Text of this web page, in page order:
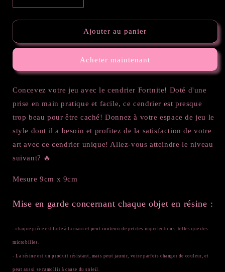
la
quantité
Cendrier
la
quantité
Cendrier
Ajouter au panier
Acheter maintenant
Concevez votre jeu avec le cendrier Fortnite! Doté d'une
prise en main pratique et facile, ce cendrier est presque
trop beau pour être caché! Donnez à votre espace de jeu le
style dont il a besoin et profitez de la satisfaction de votre
art avec ce cendrier unique! Allez-vous atteindre le niveau
suivant? 🔥
Mesure 9cm x 9cm
Mise en garde concernant chaque objet en résine :
- chaque pièce est faite à la main et peut contenir de petites imperfections, telles que des
microbilles.
- La résine est un produit résistant, mais peut jaunir, voire parfois changer de couleur, et
peut aussi se ramollir à cause du soleil.